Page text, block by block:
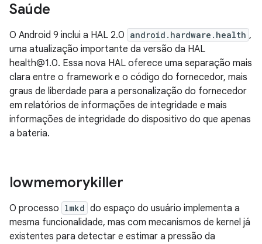
Saúde
O Android 9 inclui a HAL 2.0 android.hardware.health ,
uma atualização importante da versão da HAL
health@1.0. Essa nova HAL oferece uma separação mais
clara entre o framework e o código do fornecedor, mais
graus de liberdade para a personalização do fornecedor
em relatórios de informações de integridade e mais
informações de integridade do dispositivo do que apenas
a bateria.
lowmemorykiller
O processo lmkd do espaço do usuário implementa a
mesma funcionalidade, mas com mecanismos de kernel já
existentes para detectar e estimar a pressão da